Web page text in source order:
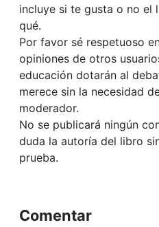
incluye si te gusta o no el
qué.
Por favor sé respetuoso
opiniones de otros
educación dotarán al
merece sin la necesidad
moderador.
No se publicará ningún
duda la autoría del libro
prueba.
Comentar